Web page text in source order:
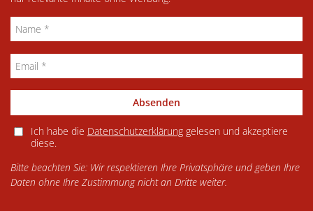
Absenden
Ich habe die Datenschutzerklärunggelesen und akzeptiere
diese.
Bitte beachten Sie: Wir respektieren Ihre Privatsphäre und geben Ihre
Daten ohne Ihre Zustimmung nicht an Dritte weiter.